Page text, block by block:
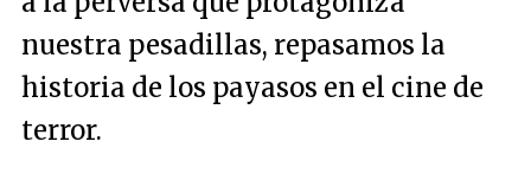
nuestra pesadillas, repasamos la
historia de los payasos en el cine de
terror.